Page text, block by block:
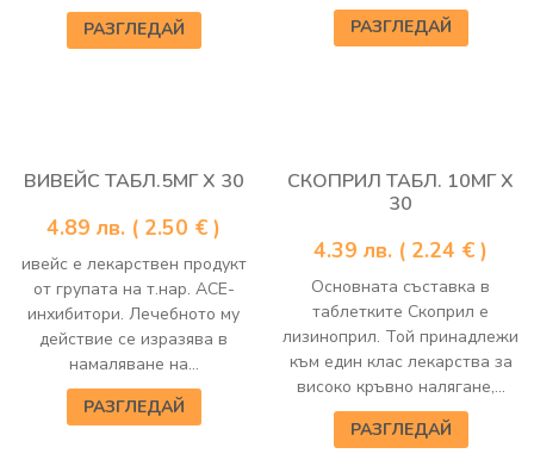
РАЗГЛЕДАЙ
РАЗГЛЕДАЙ
ВИВЕЙС ТАБЛ.5МГ Х 30
4.89 лв. ( 2.50 € )
ивейс е лекарствен продукт
от групата на т.нар. АСЕ-
инхибитори. Лечебното му
действие се изразява в
намаляване на...
РАЗГЛЕДАЙ
СКОПРИЛ ТАБЛ. 10МГ Х
30
4.39 лв. ( 2.24 € )
Основната съставка в
таблетките Скоприл е
лизиноприл. Той принадлежи
към един клас лекарства за
високо кръвно налягане,...
РАЗГЛЕДАЙ